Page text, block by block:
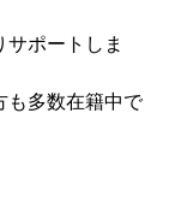
ポートしま
も多数在籍中で